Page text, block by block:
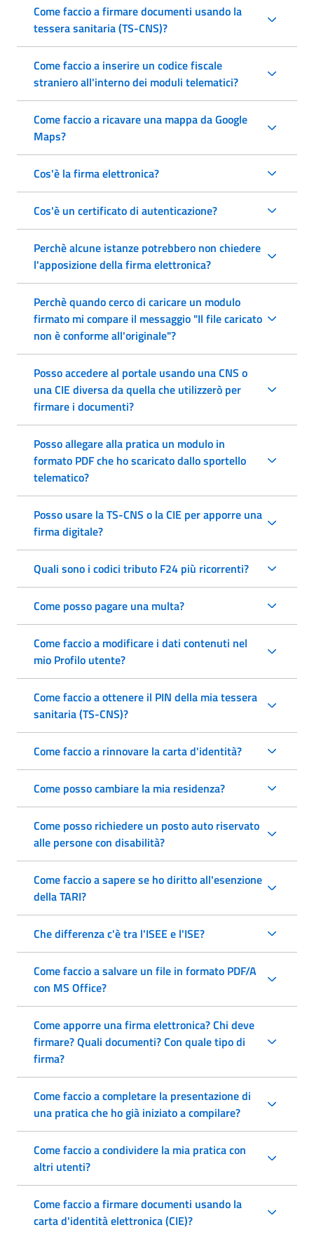
Come faccio a firmare documenti usando la
tessera sanitaria (TS-CNS)?
Come faccio a inserire un codice fiscale
straniero all'interno dei moduli telematici?
Come faccio a ricavare una mappa da Google
Maps?
Cos'è la firma elettronica?
Cos'è un certificato di autenticazione?
Perchè alcune istanze potrebbero non chiedere
l'apposizione della firma elettronica?
Perchè quando cerco di caricare un modulo
firmato mi compare il messaggio "Il file caricato
non è conforme all'originale"?
Posso accedere al portale usando una CNS o
una CIE diversa da quella che utilizzerò per
firmare i documenti?
Posso allegare alla pratica un modulo in
formato PDF che ho scaricato dallo sportello
telematico?
Posso usare la TS-CNS o la CIE per apporre una
firma digitale?
Quali sono i codici tributo F24 più ricorrenti?
Come posso pagare una multa?
Come faccio a modificare i dati contenuti nel
mio Profilo utente?
Come faccio a ottenere il PIN della mia tessera
sanitaria (TS-CNS)?
Come faccio a rinnovare la carta d'identità?
Come posso cambiare la mia residenza?
Come posso richiedere un posto auto riservato
alle persone con disabilità?
Come faccio a sapere se ho diritto all'esenzione
della TARI?
Che differenza c'è tra l'ISEE e l'ISE?
Come faccio a salvare un file in formato PDF/A
con MS Office?
Come apporre una firma elettronica? Chi deve
firmare? Quali documenti? Con quale tipo di
firma?
Come faccio a completare la presentazione di
una pratica che ho già iniziato a compilare?
Come faccio a condividere la mia pratica con
altri utenti?
Come faccio a firmare documenti usando la
carta d'identità elettronica (CIE)?